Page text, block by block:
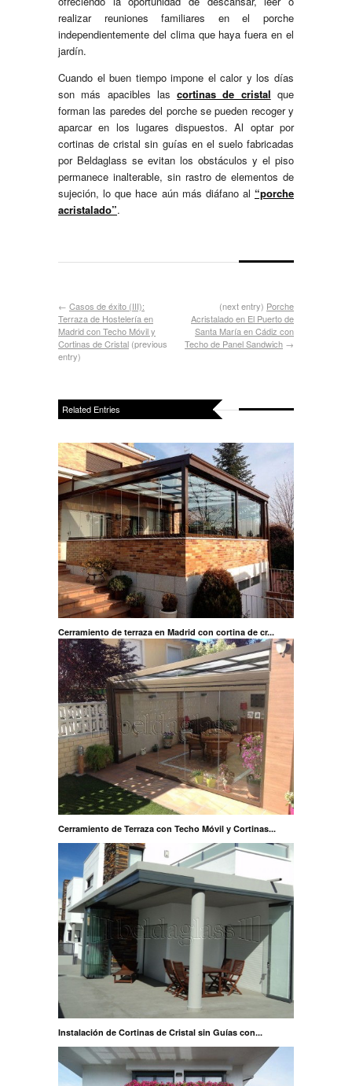
realizar reuniones familiares en el porche
independientemente del clima que haya fuera en el
jardín.
Cuando el buen tiempo impone el calor y los días
son más apacibles lascortinas de cristal que
forman las paredes del porche se pueden recoger y
aparcar en los lugares dispuestos. Al optar por
cortinas de cristal sin guías en el suelo fabricadas
por Beldaglass se evitan los obstáculos y el piso
permanece inalterable, sin rastro de elementos de
sujeción, lo que hace aún más diáfano al “porche
acristalado”.
← Casos de éxito (III):
Terraza de Hostelería en
Madrid con Techo Móvil y
Cortinas de Cristal (previous
entry)
(next entry) Porche
Acristalado en El Puerto de
Santa María en Cádiz con
Techo de Panel Sandwich →
Related Entries
Cerramiento de terraza en Madrid con cortina de cr...
Cerramiento de Terraza con Techo Móvil y Cortinas...
Instalación de Cortinas de Cristal sin Guías con...